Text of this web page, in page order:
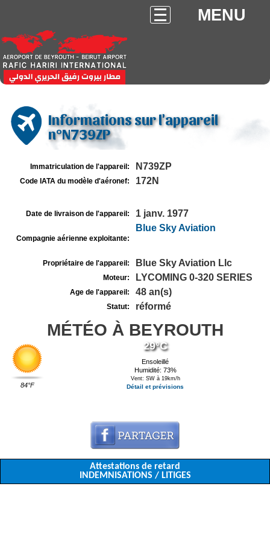
MENU
Informations sur l'appareil
n°N739ZP
Immatriculation de l'appareil: N739ZP
Code IATA du modèle d'aéronef: 172N
Date de livraison de l'appareil: 1 janv. 1977
Compagnie aérienne exploitante:
Blue Sky Aviation
Propriétaire de l'appareil: Blue Sky Aviation Llc
Moteur: LYCOMING 0-320 SERIES
Age de l'appareil: 48 an(s)
Statut: réformé
MÉTÉO À BEYROUTH
84°F
29°C
Ensoleillé
Humidité: 73%
Vent: SW à 19km/h
Détail et prévisions
Attestations de retard
INDEMNISATIONS / LITIGES